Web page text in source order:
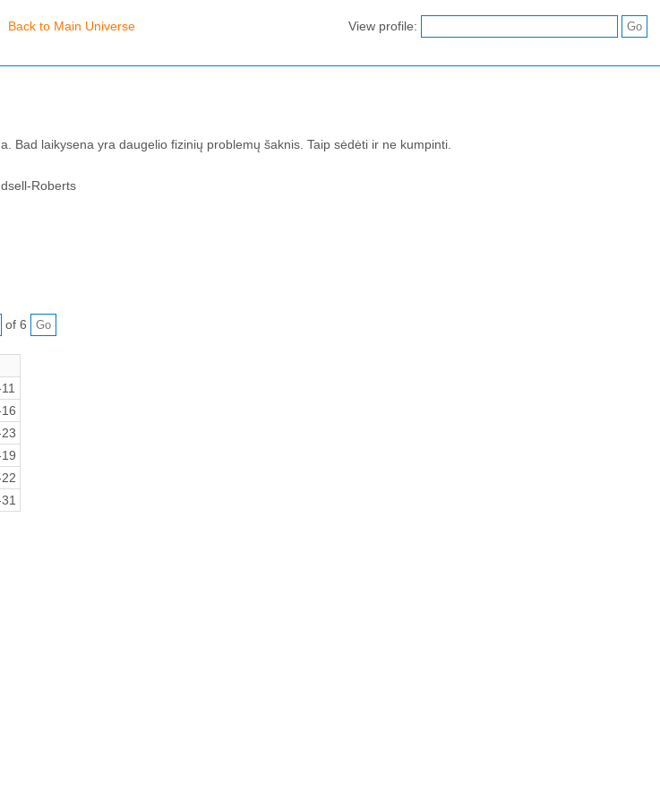
Back to Main Universe View profile:
Bad laikysena yra daugelio fizinių problemų šaknis. Taip sėdėti ir ne kumpinti.
Roberts
of 6